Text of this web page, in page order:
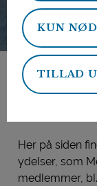
KUN
TILLAD
Her på siden
ydelser, som
medlemmer,